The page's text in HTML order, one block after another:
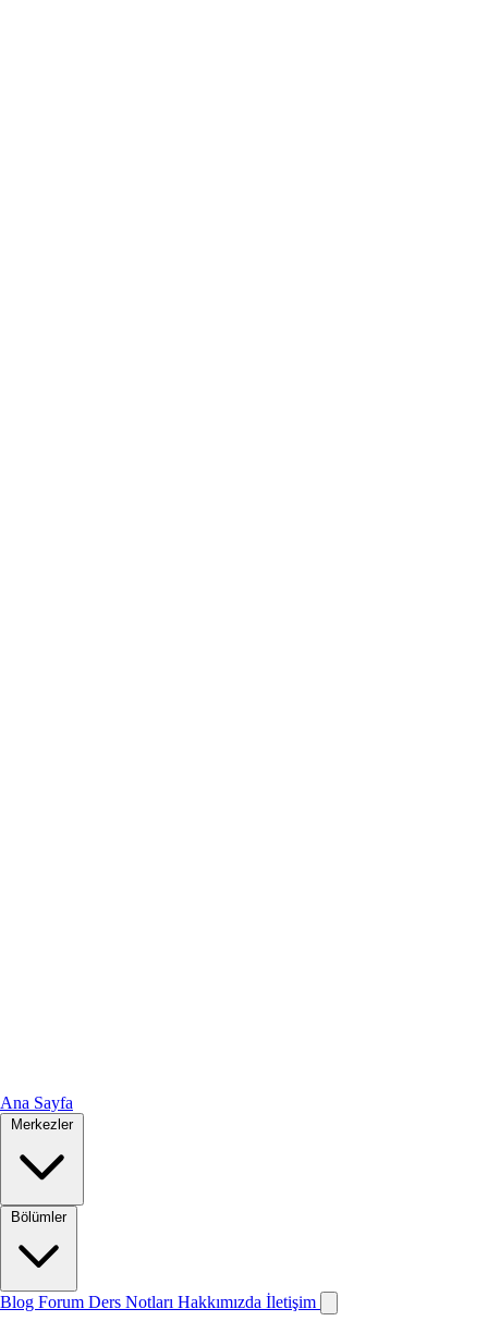
Ana Sayfa
Merkezler
Bölümler
Blog Forum Ders Notları Hakkımızda İletişim